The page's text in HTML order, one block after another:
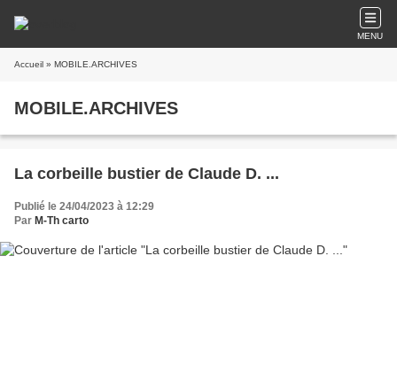
MENU
Accueil » MOBILE.ARCHIVES
MOBILE.ARCHIVES
La corbeille bustier de Claude D. ...
Publié le 24/04/2023 à 12:29
Par M-Th carto